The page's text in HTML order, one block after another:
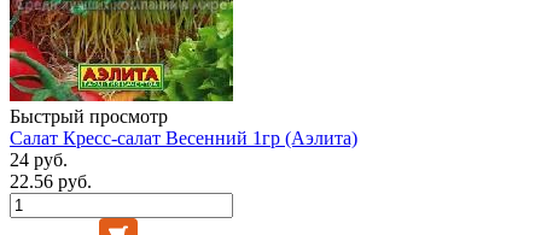
Быстрый просмотр
Салат Кресс-салат Весенний 1гр (Аэлита)
24 руб.
22.56 руб.